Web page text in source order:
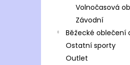
Volnočasová
Závodní
Běžecké oblečení
Ostatní sporty
Outlet